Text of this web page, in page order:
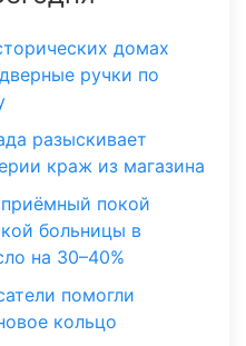
домах
ручки по
разыскивает
краж из магазина
покой
больницы в
на 30–40%
помогли
кольцо